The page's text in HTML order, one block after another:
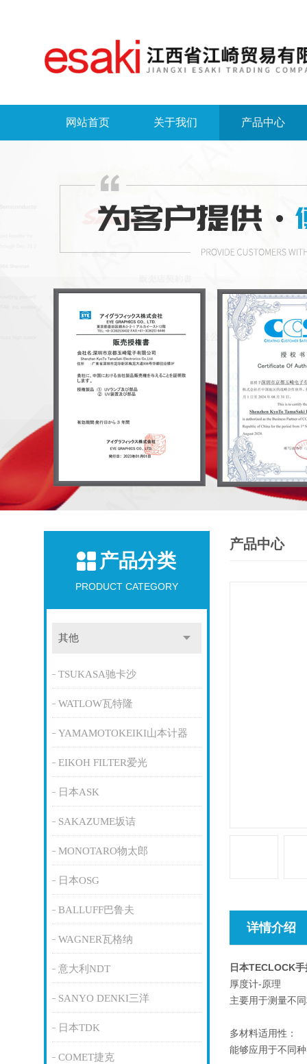
网站首页 关于我们 产品中心
产品分类
PRODUCT CATEGORY
其他
TSUKASA驰卡沙
WATLOW瓦特隆
YAMAMOTOKEIKI山本计器
EIKOH FILTER爱光
日本ASK
SAKAZUME坂诘
MONOTARO物太郎
日本OSG
BALLUFF巴鲁夫
WAGNER瓦格纳
意大利NDT
SANYO DENKI三洋
日本TDK
COMET捷克
产品中心
详情介绍
日本TECLOCK
厚度计-原理
主要用于测量不
多材料适用性：
能够应用于不同